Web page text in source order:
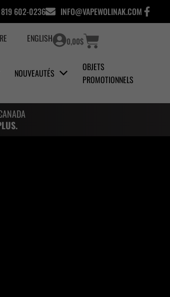
819 602-0236 INFO@VAPEWOLINAK.COM
ENGLISH 0,00$Panier
NOUVEAUTÉS
OBJETS
PROMOTIONNELS